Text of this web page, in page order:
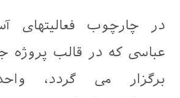
در چارچوب فعالیتهای
عباسی که در قالب پروژه
برگزار می گردد،